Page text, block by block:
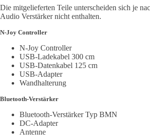
Die mitgelieferten Teile unterscheiden sich je
Audio Verstärker nicht enthalten.
N-Joy Controller
N-Joy Controller
USB-Ladekabel 300 cm
USB-Datenkabel 125 cm
USB-Adapter
Wandhalterung
Bluetooth-Verstärker
Bluetooth-Verstärker Typ BMN
DC-Adapter
Antenne